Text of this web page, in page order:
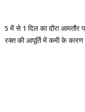
5 में से 1 दिल का दौरा आमतौर
रक्त की आपूर्ति में कमी के कारण